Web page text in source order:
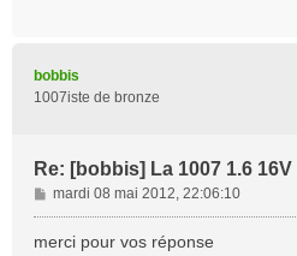
bobbis
1007iste de bronze
Re: [bobbis] La 1007 1.6
M
e
mardi 08 mai 2012, 22:06:10
merci pour vos réponse